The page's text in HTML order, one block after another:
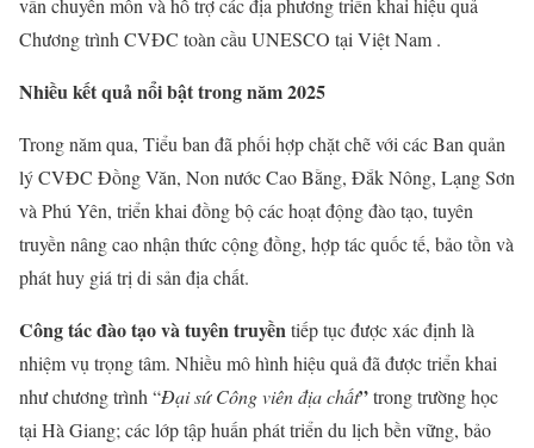
Chương trình CVĐC toàn cầu UNESCO tại Việt Nam .
Nhiều kết quả nổi bật trong năm 2025
Trong năm qua, Tiểu ban đã phối hợp chặt chẽ với các Ban quản
lý CVĐC Đồng Văn, Non nước Cao Bằng, Đắk Nông, Lạng Sơn
và Phú Yên, triển khai đồng bộ các hoạt động đào tạo, tuyên
truyền nâng cao nhận thức cộng đồng, hợp tác quốc tế, bảo tồn và
phát huy giá trị di sản địa chất.
Công tác đào tạo và tuyên truyềntiếp tục được xác định là
nhiệm vụ trọng tâm. Nhiều mô hình hiệu quả đã được triển khai
như chương trình “Đại sứ Công viên địa chất”trong trường học
tại Hà Giang; các lớp tập huấn phát triển du lịch bền vững, bảo